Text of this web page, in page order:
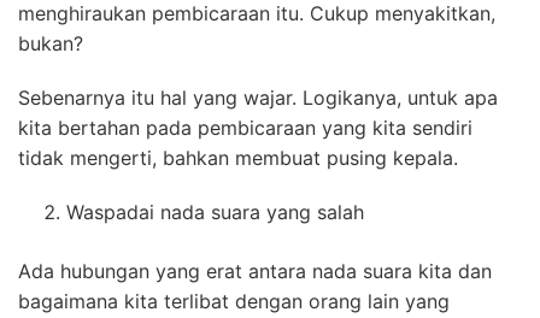
menghiraukan pembicaraan itu. Cukup menyakitkan,
bukan?
Sebenarnya itu hal yang wajar. Logikanya, untuk apa
kita bertahan pada pembicaraan yang kita sendiri
tidak mengerti, bahkan membuat pusing kepala.
Waspadai nada suara yang salah
Ada hubungan yang erat antara nada suara kita dan
bagaimana kita terlibat dengan orang lain yang